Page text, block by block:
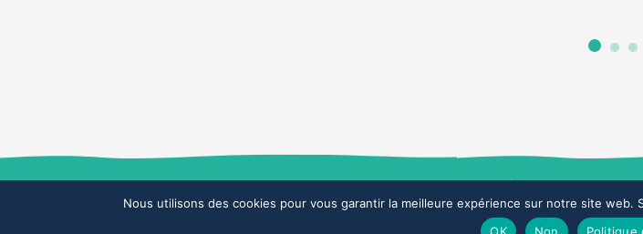
Espace
Nous utilisons des cookies pour vous garantir la meilleure expérience sur notre site
OK
Non Politique